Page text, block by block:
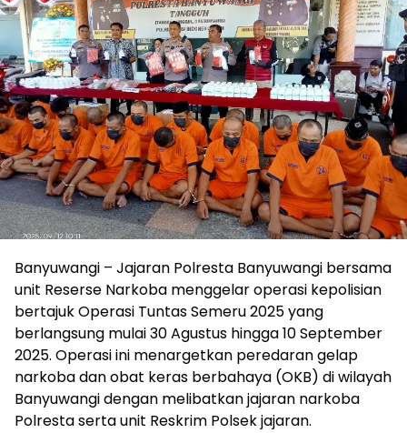
Banyuwangi – Jajaran Polresta Banyuwangi bersama
unit Reserse Narkoba menggelar operasi kepolisian
bertajuk Operasi Tuntas Semeru 2025 yang
berlangsung mulai 30 Agustus hingga 10 September
2025. Operasi ini menargetkan peredaran gelap
narkoba dan obat keras berbahaya (OKB) di wilayah
Banyuwangi dengan melibatkan jajaran narkoba
Polresta serta unit Reskrim Polsek jajaran.